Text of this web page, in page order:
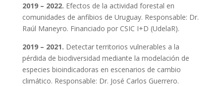
2019 – 2022. Efectos de la actividad forestal en
comunidades de anfibios de Uruguay. Responsable: Dr.
Raúl Maneyro. Financiado por CSIC I+D (UdelaR).
2019 – 2021. Detectar territorios vulnerables a la
pérdida de biodiversidad mediante la modelación de
especies bioindicadoras en escenarios de cambio
climático. Responsable: Dr. José Carlos Guerrero.